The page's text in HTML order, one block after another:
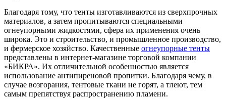
Благодаря тому, что тенты изготавливаются из сверхпрочных
материалов, а затем пропитываются специальными
огнеупорными жидкостями, сфера их применения очень
широка. Это и строительство, и промышленное производство,
и фермерское хозяйство. Качественные огнеупорные тенты
представлены в интернет-магазине торговой компании
«БИКРА». Их отличительной особенностью является
использование антипиреновой пропитки. Благодаря чему, в
случае возгорания, тентовые ткани не горят, а тлеют, тем
самым препятствуя распространению пламени.